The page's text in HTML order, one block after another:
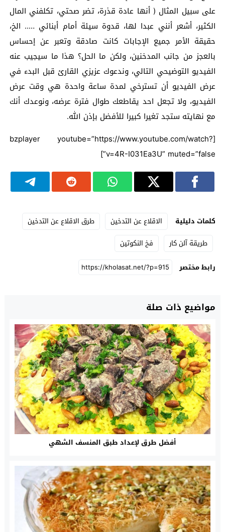
على سبيل المثال ( أنها عادة قذرة، تضر صحتي، تكلفني المال
الكثير، أشعر أنني عبدا لها، قدوة سيئة أمام أبنائي ….. الخ،
حقيقة الأمر جميع الإجابات كانت صادقة وتعبر عن إحساس
بالعجز من جانب المدخنين، ولكن ما الحل؟ هذا ما سيجيب عنه
الفيديو التوضيحي التالي، وندعوك عزيزي القارئ قبل البدء في
عرض الفيديو أن تسترخي لمدة ساعة واحدة هي وقت عرض
الفيديو، ولا تجعل احد يقاطعك طوال فترة عرضه، ونوعدك أنك
مع نهايته ستجد تغيرا كبيرا للأفضل بإذن الله.
[bzplayer youtube=”https://www.youtube.com/watch?
v=4R-I031Ea3U” muted=”false”]
كلمات دليلية الاقلاع عن التدخين
طرق الاقلاع عن التدخين
طريقة آلن كار
فخ النكوتين
رابط مختصر
مواضيع ذات صلة
أفضل طرق لإعداد طبق المنسف الشهي